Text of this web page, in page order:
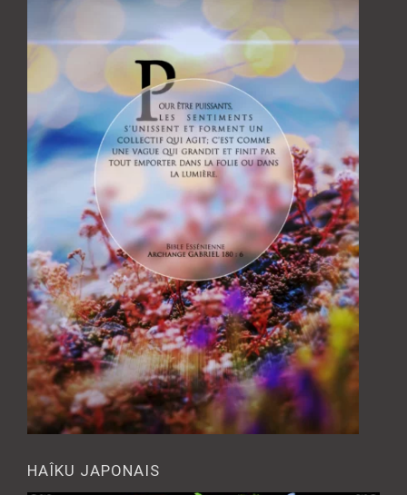
HAÎKU JAPONAIS